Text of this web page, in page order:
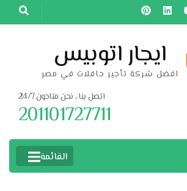
ايجار اتوبيس
افضل شركة تأجير حافلات في مصر
اتصل بنا ، نحن متاحون 24/7
201101727711
القائمة